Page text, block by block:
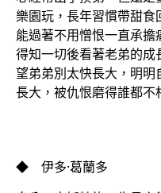
樂園玩，長年習慣帶甜
能過著不用憎恨一直承
得知一切後看著老弟的
望弟弟別太快長大，明
長大，被仇恨磨得誰都不
◆ 伊多·葛蘭多